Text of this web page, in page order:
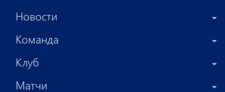
Новости
Команда
Клуб
Матчи